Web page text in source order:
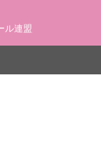
ル連盟